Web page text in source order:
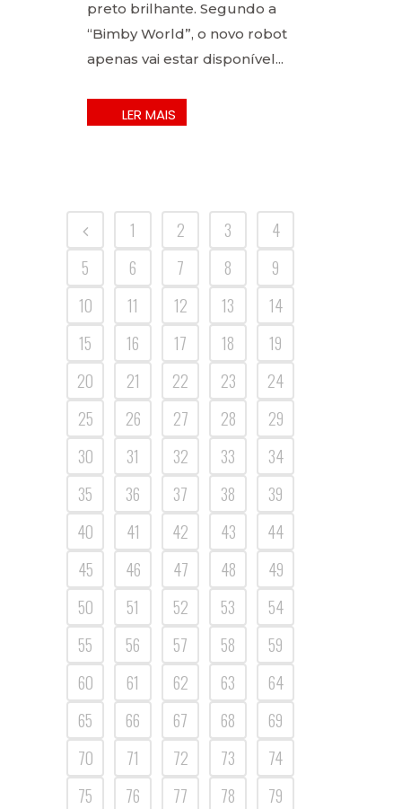
preto brilhante. Segundo a
“Bimby World”, o novo robot
apenas vai estar disponível...
1 2 3
4
5
6 7 8
9
10
11 12 13
14
15
16 17 18
19
20
21 22 23
24
25
26 27 28
29
30
31 32 33
34
35
36 37 38
39
40
41 42 43
44
45
46 47 48
49
50
51 52 53
54
55
56 57 58
59
60
61 62 63
64
65
66 67 68
69
70
71 72 73
74
75
76 77 78
79